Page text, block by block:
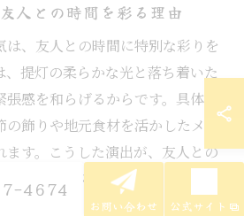
人との時間を彩る理由
は、友人との時間に特別な彩りを
提灯の柔らかな光と落ち着いた
感を和らげるからです。具体的
飾りや地元食材を活かしたメニ
ます。こうした演出が、友人との
に残るものにしてくれます。
4674
お問い合わせ 公式サイト